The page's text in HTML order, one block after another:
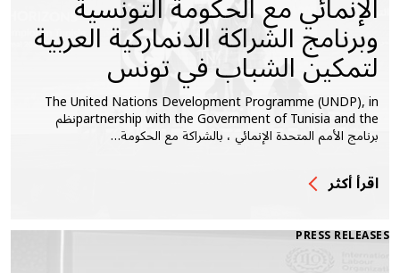
وبرنامج الشراكة الدنماركية العربية
لتمكين الشباب في تونس
The United Nations Development Programme (UNDP), in
partnership with the Government of Tunisia and theنظم
برنامج الأمم المتحدة الإنمائي ، بالشراكة مع الحكومة…
اقرأ أكثر
PRESS RELEASES